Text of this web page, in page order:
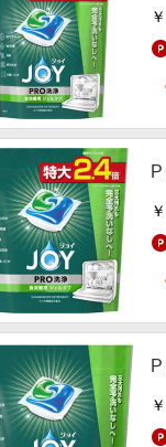
￥
￥
￥